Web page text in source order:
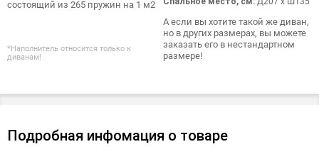
состоящий из 265 пружин на 1 м2
*Наполнитель относится только к
диванам!
А если вы хотите такой же диван,
но в других размерах, вы можете
заказать его в нестандартном
размере!
Подробная инфомация о товаре